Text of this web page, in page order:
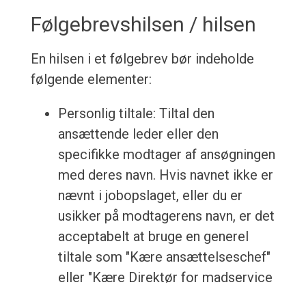
Følgebrevshilsen / hilsen
En hilsen i et følgebrev bør indeholde
følgende elementer:
Personlig tiltale: Tiltal den
ansættende leder eller den
specifikke modtager af ansøgningen
med deres navn. Hvis navnet ikke er
nævnt i jobopslaget, eller du er
usikker på modtagerens navn, er det
acceptabelt at bruge en generel
tiltale som "Kære ansættelseschef"
eller "Kære Direktør for madservice